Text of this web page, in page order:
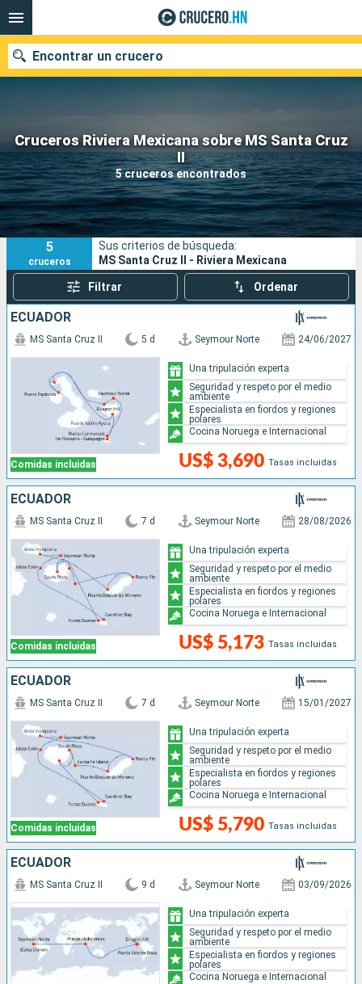
Cruceros Riviera Mexicana sobre MS Santa Cruz
II
5 cruceros encontrados
Encontrar un crucero
Nuestros destinos
Fecha de salida
Puertos Compañías
Buscar
5
cruceros
Sus criterios de búsqueda:
MS Santa Cruz II - Riviera Mexicana
Filtrar Ordenar
ECUADOR
Comidas incluidas
MS Santa Cruz II 5 d Seymour Norte 24/06/2027
US$ 3,690 Tasas incluidas
Una tripulación experta
Seguridad y respeto por el medio
ambiente
Especialista en fiordos y regiones
polares
Cocina Noruega e Internacional
ECUADOR
Comidas incluidas
MS Santa Cruz II 7 d Seymour Norte 28/08/2026
US$ 5,173 Tasas incluidas
Una tripulación experta
Seguridad y respeto por el medio
ambiente
Especialista en fiordos y regiones
polares
Cocina Noruega e Internacional
ECUADOR
Comidas incluidas
MS Santa Cruz II 7 d Seymour Norte 15/01/2027
US$ 5,790 Tasas incluidas
Una tripulación experta
Seguridad y respeto por el medio
ambiente
Especialista en fiordos y regiones
polares
Cocina Noruega e Internacional
ECUADOR
MS Santa Cruz II 9 d Seymour Norte 03/09/2026
Una tripulación experta
Seguridad y respeto por el medio
ambiente
Especialista en fiordos y regiones
polares
Cocina Noruega e Internacional